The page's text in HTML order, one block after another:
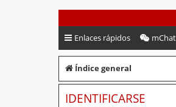
PeruVoley.com
Enlaces rápidos mChat
Índice general
IDENTIFICARSE